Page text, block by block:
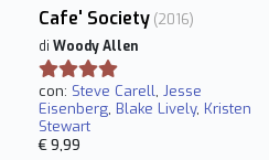
Cafe' Society (2016)
di Woody Allen
con: Steve Carell, Jesse
Eisenberg, Blake Lively, Kristen
Stewart
€ 9,99